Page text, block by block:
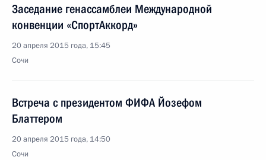
Заседание генассамблеи Международной
конвенции «СпортАккорд»
20 апреля 2015 года, 15:45
Сочи
Встреча с президентом ФИФА Йозефом
Блаттером
20 апреля 2015 года, 14:50
Сочи